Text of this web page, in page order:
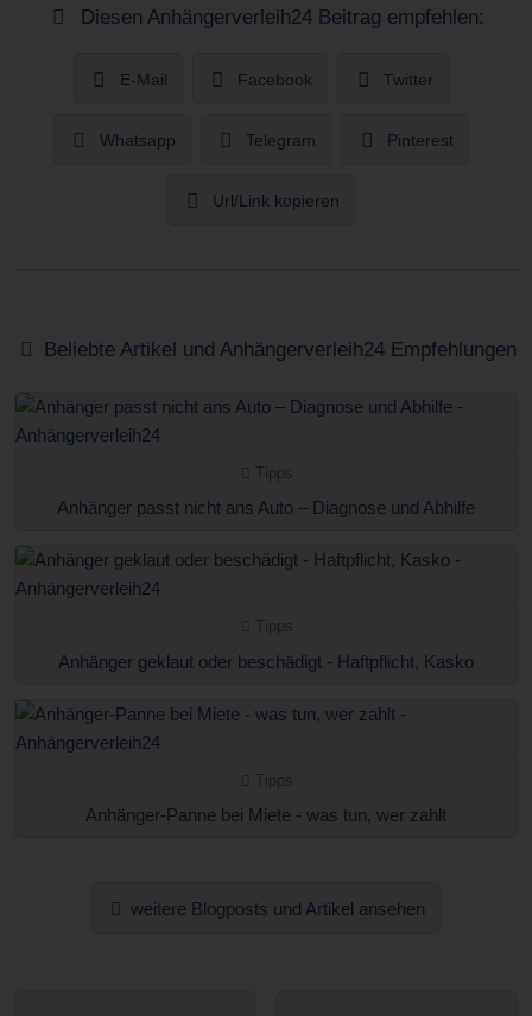
Diesen Anhängerverleih24 Beitrag empfehlen:
E-Mail Facebook Twitter
Whatsapp Telegram Pinterest
Url/Link kopieren
Beliebte Artikel und Anhängerverleih24 Empfehlungen
Anhänger passt nicht ans Auto – Diagnose und Abhilfe
Anhänger geklaut oder beschädigt - Haftpflicht, Kasko
Anhänger-Panne bei Miete - was tun, wer zahlt
weitere Blogposts und Artikel ansehen